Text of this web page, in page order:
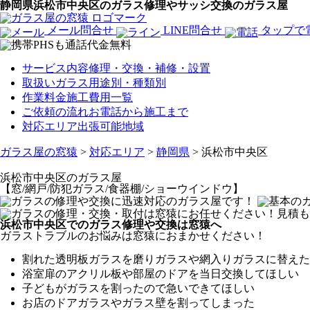
静岡県浜松市中央区のガラス修理やサッシ交換のガラス屋
メール問合せ LINE問合せ タップで
サービス内容修理・交換・補修・設置
取扱いガラス 用途別・種類別
作業料金施工費用一覧
ご依頼の流れお電話から施工まで
対応エリア出張可能地域
ガラス屋の窓猿 > 対応エリア > 静岡県 > 浜松市中央区
浜松市中央区のガラス屋
【窓/網戸/防犯ガラス/食器棚/ショーウインドウ】
浜松市中央区でのガラス修理や交換は窓猿へ
ガラストラブルのお悩みは窓猿におまかせください！
割れた透明板ガラスを磨りガラスや網入りガラスに替え
浴室扉のアクリル板や部屋のドアを当日交換してほしい
子どもがガラスを割ったので急いできてほしい
お店のドアガラスやガラス壁を割ってしまった